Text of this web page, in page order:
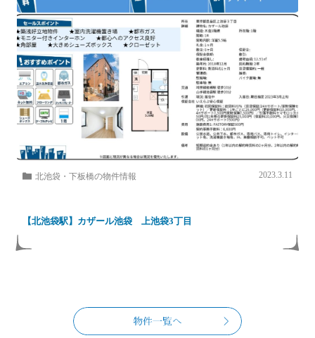
北池袋・下板橋の物件情報 2023.3.11
【北池袋駅】カザール池袋 上池袋3丁目